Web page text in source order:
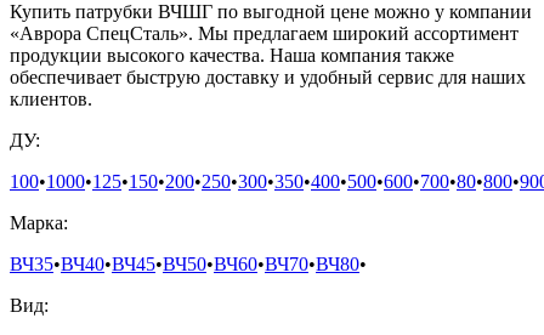
Купить патрубки ВЧШГ по выгодной цене можно у компании
«Аврора СпецСталь». Мы предлагаем широкий ассортимент
продукции высокого качества. Наша компания также
обеспечивает быструю доставку и удобный сервис для наших
клиентов.
ДУ:
100•1000•125•150•200•250•300•350•400•500•600•700•80•800•
Марка:
ВЧ35•ВЧ40•ВЧ45•ВЧ50•ВЧ60•ВЧ70•ВЧ80•
Вид: